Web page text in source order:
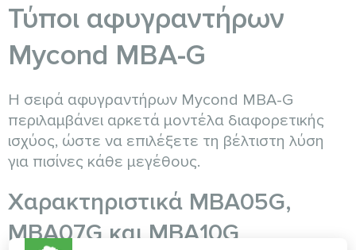
Τύποι αφυγραντήρων
Mycond MBA-G
Η σειρά αφυγραντήρων Mycond MBA-G
περιλαμβάνει αρκετά μοντέλα διαφορετικής
ισχύος, ώστε να επιλέξετε τη βέλτιστη λύση
για πισίνες κάθε μεγέθους.
Χαρακτηριστικά MBA05G,
MBA07G και MBA10G